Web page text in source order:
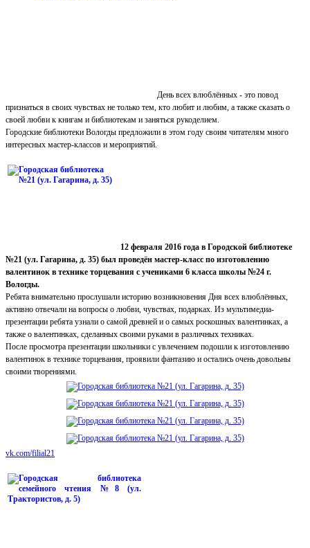
День всех влюблённых - это повод
признаться в своих чувствах не только тем, кто любит и любим, а также сказать о
своей любви к книгам и библиотекам и заняться рукоделием.
Городские библиотеки Вологды предложили в этом году своим читателям много
интересных мастер-классов и мероприятий.
12 февраля 2016 года в Городской библиотеке
№21 (ул. Гагарина, д. 35) был проведён мастер-класс по изготовлению
валентинок в технике торцевания с учениками 6 класса школы №24 г.
Вологды.
Ребята внимательно прослушали историю возникновения Дня всех влюблённых,
активно отвечали на вопросы о любви, чувствах, подарках. Из мультимедиа-
презентации ребята узнали о самой древней и о самых роскошных валентинках, а
также о валентинках, сделанных своими руками в различных техниках.
После просмотра презентации школьники с увлечением подошли к изготовлению
валентинок в технике торцевания, проявили фантазию и остались очень довольны
своими творениями.
vk.com/filial21